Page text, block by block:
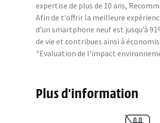
expertise de plus de 10 ans,
Afin de t'offrir la meilleure
d’un smartphone neuf est jusqu’à
de vie et contribues ainsi à
"Evaluation de l'impact
Plus d’information